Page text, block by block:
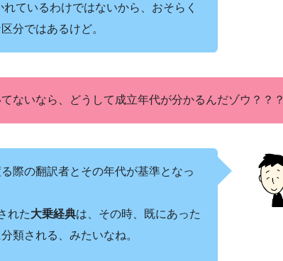
ているわけではないから、おそらく
分ではあるけど。
ないなら、どうして成立年代が分かるんだゾウ？？？
際の翻訳者とその年代が基準となっ
れた大乗経典は、その時、既にあった
類される、みたいなね。